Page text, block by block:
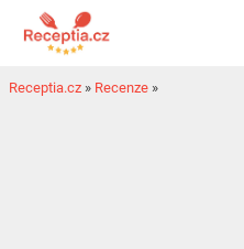
Receptia.cz » Recenze »